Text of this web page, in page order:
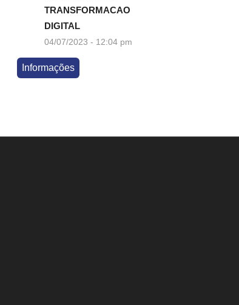
TRANSFORMACAO
DIGITAL
04/07/2023 - 12:04 pm
Informações